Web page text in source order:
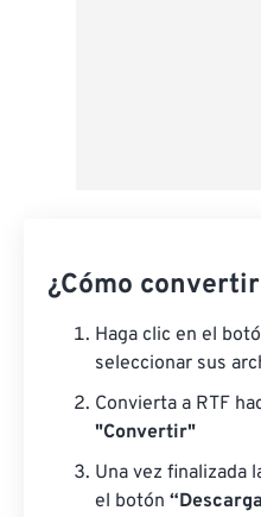
¿Cómo
Haga clic en el
seleccionar sus
Convierta a RTF
"Convertir"
Una vez finalizada
el botón